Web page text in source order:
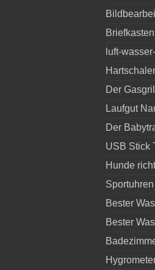
luft-
Der
Laufgut
Der
USB Stick
Hunde
Sportuhren
Bester
Bester